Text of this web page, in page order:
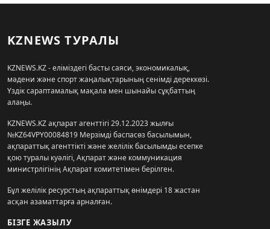
KZNEWS ТУРАЛЫ
KZNEWS.KZ - еліміздегі басты саяси, экономикалық,
мәдени және спорт жаңалықтарының сенімді дереккөзі.
Үздік сараптамалық мақала мен шынайы сұқбаттың
алаңы.
KZNEWS.KZ ақпарат агенттігі 29.12.2023 жылғы
№KZ64VPY00084819 Мерзімді баспасөз басылымын,
ақпараттық агенттікті және желілік басылымды есепке
қою туралы куәлігі, Ақпарат және коммуникация
министрлігінің Ақпарат комитетімен берілген.
Бұл желілік ресурстың ақпараттық өнімдері 18 жастан
асқан азаматтарға арналған.
БІЗГЕ ЖАЗЫЛУ